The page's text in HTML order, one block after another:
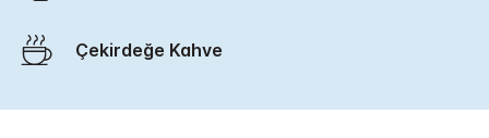
Çekirdeğe Kahve